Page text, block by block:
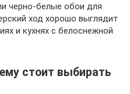
черно-белые обои для
ход хорошо выглядит
и кухнях с белоснежной
стоит выбирать